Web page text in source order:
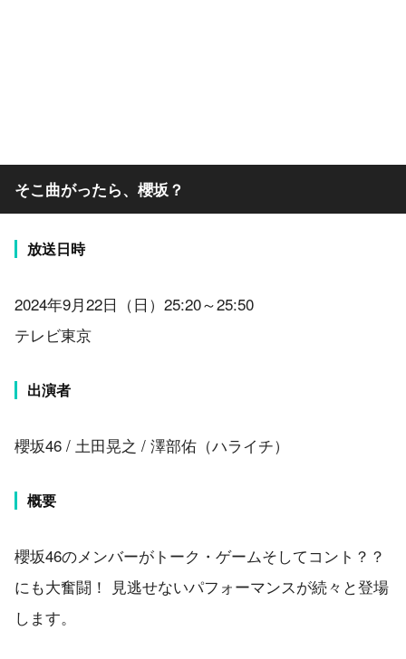
そこ曲がったら、櫻坂？
放送日時
2024年9月22日（日）25:20～25:50
テレビ東京
出演者
櫻坂46 / 土田晃之 / 澤部佑（ハライチ）
概要
櫻坂46のメンバーがトーク・ゲームそしてコント？？
にも大奮闘！ 見逃せないパフォーマンスが続々と登場
します。